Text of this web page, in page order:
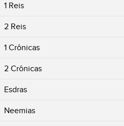
1 Reis
2 Reis
1 Crônicas
2 Crônicas
Esdras
Neemias